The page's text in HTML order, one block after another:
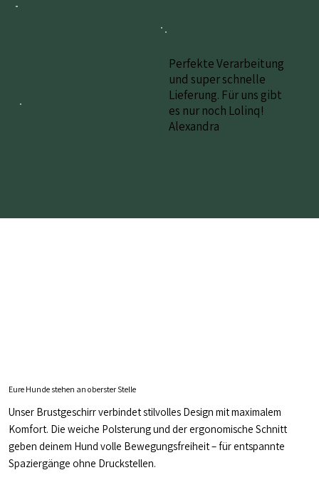
Perfekte Verarbeitung
und super schnelle
Lieferung. Für uns gibt
es nur noch Lolinq!
Alexandra
Eure Hunde stehen an oberster Stelle
Unser Brustgeschirr verbindet stilvolles Design mit maximalem
Komfort. Die weiche Polsterung und der ergonomische Schnitt
geben deinem Hund volle Bewegungsfreiheit – für entspannte
Spaziergänge ohne Druckstellen.